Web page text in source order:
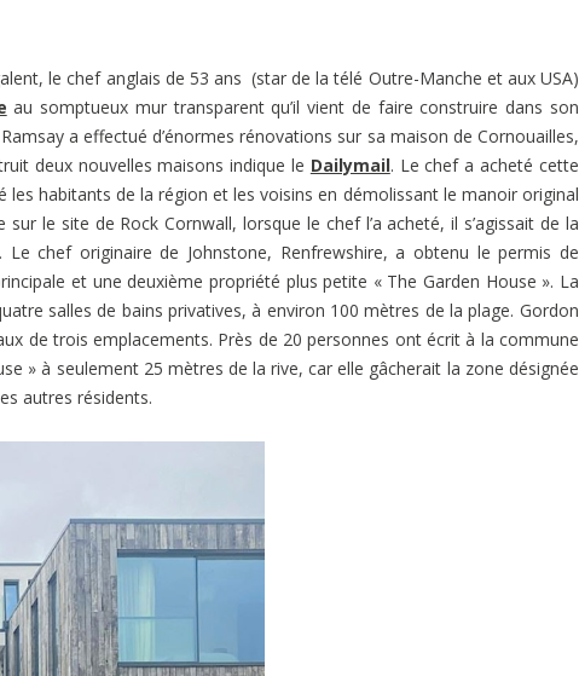
le chef anglais de 53 ans (star de la télé Outre-Manche et aux USA)
au somptueux mur transparent qu’il vient de faire construire dans son
a effectué d’énormes rénovations sur sa maison de Cornouailles,
deux nouvelles maisons indique le Dailymail. Le chef a acheté cette
habitants de la région et les voisins en démolissant le manoir original
le site de Rock Cornwall, lorsque le chef l’a acheté, il s’agissait de la
chef originaire de Johnstone, Renfrewshire, a obtenu le permis de
et une deuxième propriété plus petite « The Garden House ». La
salles de bains privatives, à environ 100 mètres de la plage. Gordon
de trois emplacements. Près de 20 personnes ont écrit à la commune
» à seulement 25 mètres de la rive, car elle gâcherait la zone désignée
autres résidents.